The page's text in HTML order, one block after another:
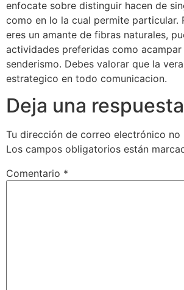
enfocate sobre distinguir hacen de
como en lo la cual permite particular.
eres un amante de fibras naturales,
actividades preferidas como
senderismo. Debes valorar que la
estrategico en todo comunicacion.
Deja una respuesta
Tu dirección de correo electrónico no
Los campos obligatorios están
Comentario *